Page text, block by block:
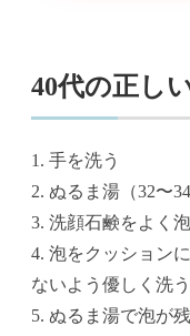
40代の正し
1. 手を洗う
2. ぬるま湯（32〜
3. 洗顔石鹸をよく
4. 泡をクッション
ないよう優しく洗う
5. ぬるま湯で泡が